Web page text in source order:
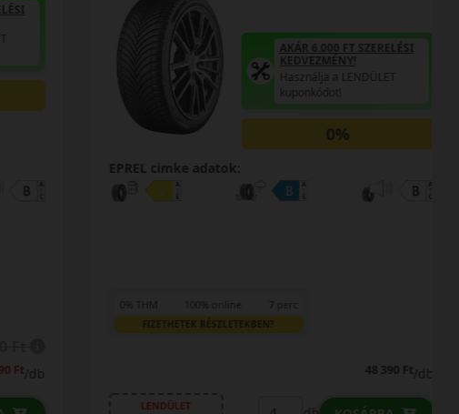
AKÁR 6.000 FT SZERELÉSI
KEDVEZMÉNY!
Használja a LENDÜLET
kuponkódot!
EPREL cimke adatok:
FIZETHETEK RÉSZLETEKBEN?
48 390 Ft/db
LENDÜLET